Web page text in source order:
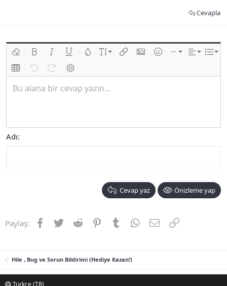
Cevapla
Biçimlendirmeyi kaldır
Kalın Yatık Altını çiz
Insert table
Geri alileri alBB kodunu değiştir
Bu alana bir cevap yazın...
Adı
Cevap yaz Önizleme yap
Paylaş: Facebook
TwitterReddit PinterestTumblrWhatsApp
E-postaLink
Hile , Bug ve Sorun Bildirimi (Hediye Kazan!)
Türkçe (TR)